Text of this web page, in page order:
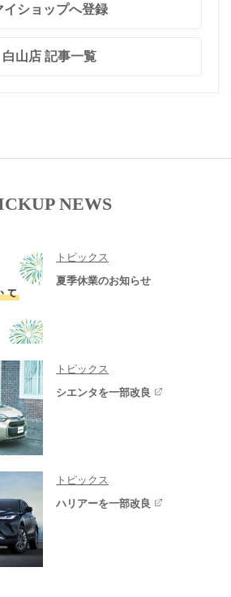
イショップへ登録
白山店 記事一覧
NEWS
トピックス
夏季休業のお知らせ
トピックス
シエンタを一部改良
トピックス
ハリアーを一部改良